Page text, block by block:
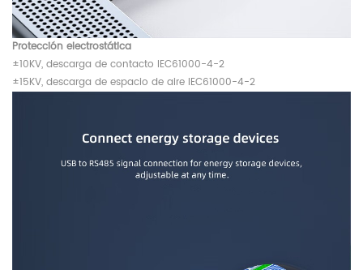
Protección electrostática
±10KV, descarga de contacto IEC61000-4-2
±15KV, descarga de espacio de aire IEC61000-4-2